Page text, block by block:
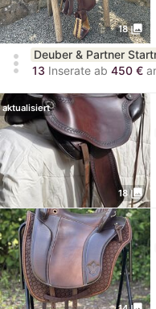
18 photo_library
more_vert
Deuber & Partner
13 Inserate ab 450 €
18 photo_library
aktualisiert